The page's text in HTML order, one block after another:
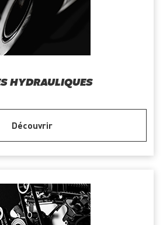
HYDRAULIQUES
Découvrir